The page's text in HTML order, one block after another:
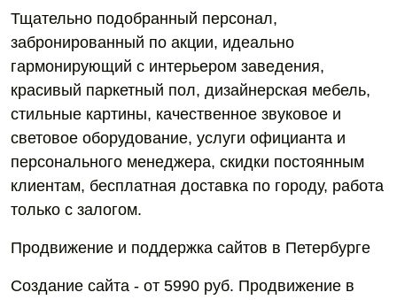
Тщательно подобранный персонал,
забронированный по акции, идеально
гармонирующий с интерьером заведения,
красивый паркетный пол, дизайнерская мебель,
стильные картины, качественное звуковое и
световое оборудование, услуги официанта и
персонального менеджера, скидки постоянным
клиентам, бесплатная доставка по городу, работа
только с залогом.
Продвижение и поддержка сайтов в Петербурге
Создание сайта - от 5990 руб. Продвижение в